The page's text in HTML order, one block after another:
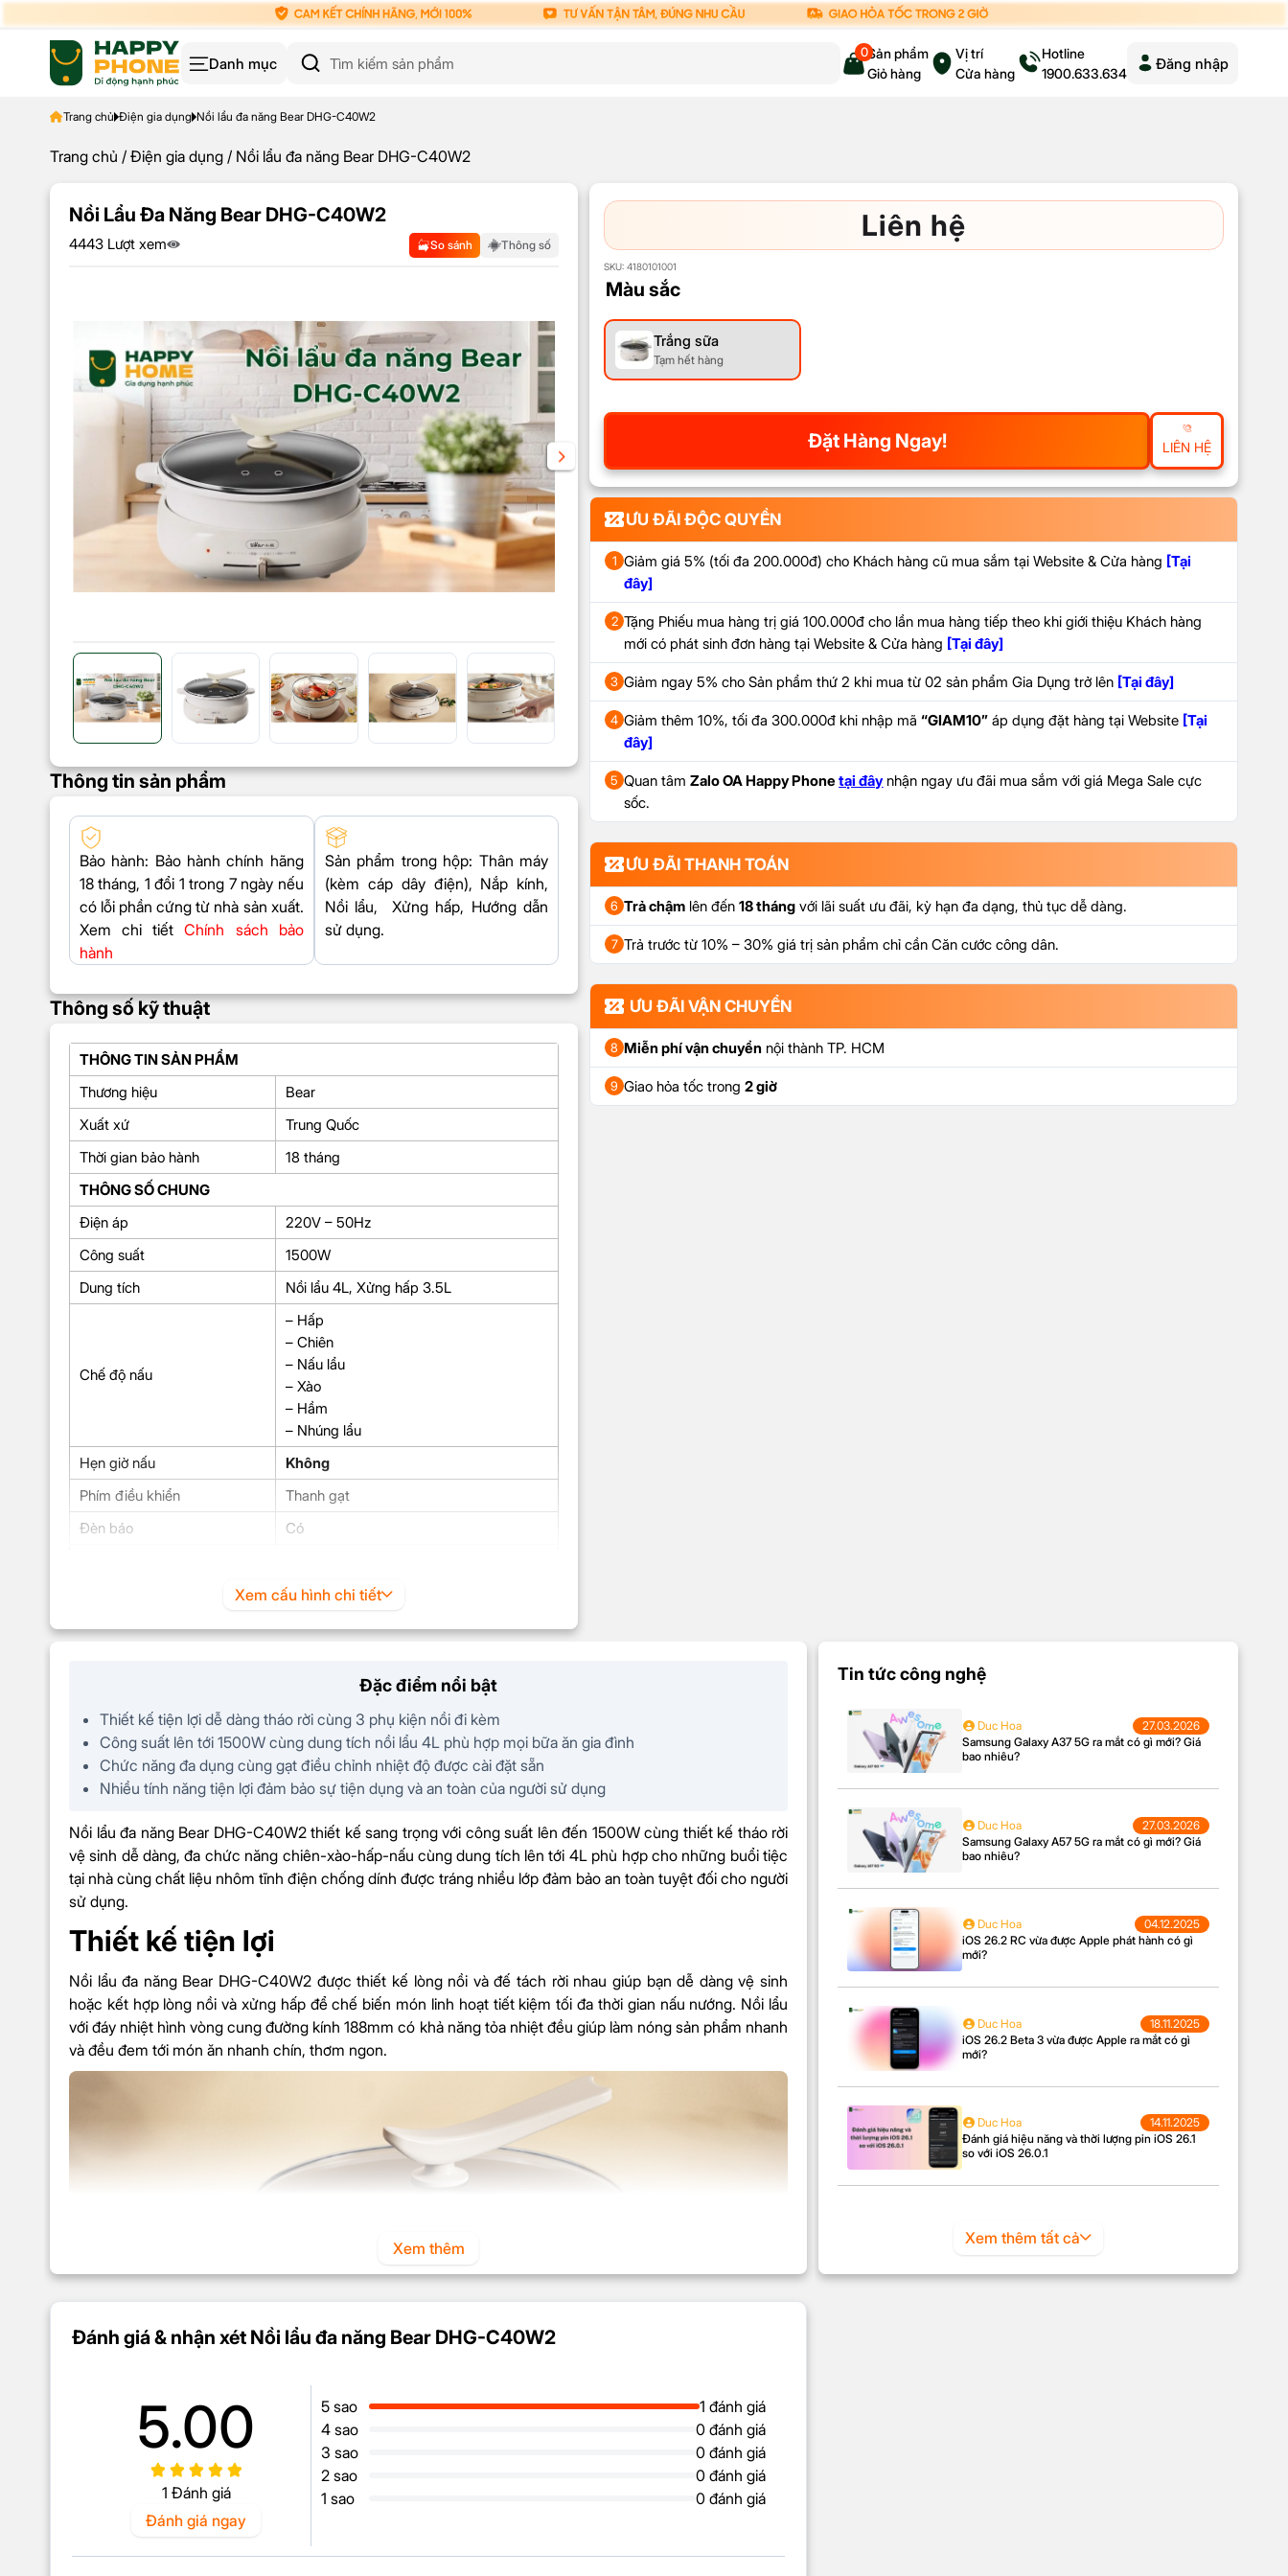
Danh mục
0Sản phẩm
Giỏ hàng
Vị trí
Cửa hàng
Hotline
1900.633.634
Đăng nhập
Trang chủ Điện gia dụng Nồi lẩu đa năng Bear DHG-C40W2
Trang chủ / Điện gia dụng / Nồi lẩu đa năng Bear DHG-C40W2
Liên hệ
SKU:4180101001
Màu sắc
Trắng sữa
Tạm hết hàng
Đặt Hàng Ngay! LIÊN HỆ
ƯU ĐÃI ĐỘC QUYỀN
1 Giảm giá 5% (tối đa 200.000đ) cho Khách hàng cũ mua sắm tại Website & Cửa hàng [Tại
đây]
2 Tặng Phiếu mua hàng trị giá 100.000đ cho lần mua hàng tiếp theo khi giới thiệu Khách hàng
mới có phát sinh đơn hàng tại Website & Cửa hàng [Tại đây]
3 Giảm ngay 5% cho Sản phẩm thứ 2 khi mua từ 02 sản phẩm Gia Dụng trở lên [Tại đây]
4 Giảm thêm 10%, tối đa 300.000đ khi nhập mã“GIAM10” áp dụng đặt hàng tại Website [Tại
đây]
5 Quan tâmZalo OA Happy Phonetại đâynhận ngay ưu đãi mua sắm với giá Mega Sale cực
sốc.
ƯU ĐÃI THANH TOÁN
6 Trả chậm lên đến18 tháng với lãi suất ưu đãi, kỳ hạn đa dạng, thủ tục dễ dàng.
7 Trả trước từ 10% – 30% giá trị sản phẩm chỉ cần Căn cước công dân.
ƯU ĐÃI VẬN CHUYỂN
8 Miễn phí vận chuyển nội thành TP. HCM
9 Giao hỏa tốc trong2 giờ
Nồi Lẩu Đa Năng Bear DHG-C40W2
4443 Lượt xem So sánh Thông số
Thông tin sản phẩm
Bảo hành: Bảo hành chính hãng
18 tháng, 1 đổi 1 trong 7 ngày nếu
có lỗi phần cứng từ nhà sản xuất.
Xem chi tiếtChính sách bảo
hành
Sản phẩm trong hộp: Thân máy
(kèm cáp dây điện), Nắp kính,
Nồi lẩu, Xửng hấp, Hướng dẫn
sử dụng.
Thông số kỹ thuật
THÔNG TIN SẢN PHẨM
Thương hiệu
Bear
Xuất xứ
Trung Quốc
Thời gian bảo hành
18 tháng
THÔNG SỐ CHUNG
Điện áp
220V – 50Hz
Công suất
1500W
Dung tích
Nồi lẩu 4L, Xửng hấp 3.5L
Chế độ nấu
– Hấp
– Chiên
– Nấu lẩu
– Xào
– Hầm
– Nhúng lẩu
Hẹn giờ nấu
Không
Phím điều khiển
Thanh gạt
Đèn báo
Có
450 x 250 x 88 mm
SẢN PHẨM TRONG HỘP
Xem cấu hình chi tiết
Đặc điểm nổi bật
Thiết kế tiện lợi dễ dàng tháo rời cùng 3 phụ kiện nồi đi kèm
Công suất lên tới 1500W cùng dung tích nồi lẩu 4L phù hợp mọi bữa ăn gia đình
Chức năng đa dụng cùng gạt điều chỉnh nhiệt độ được cài đặt sẵn
Nhiều tính năng tiện lợi đảm bảo sự tiện dụng và an toàn của người sử dụng
Nồi lẩu đa năng Bear DHG-C40W2 thiết kế sang trọng với công suất lên đến 1500W cùng thiết kế tháo rời
vệ sinh dễ dàng, đa chức năng chiên-xào-hấp-nấu cùng dung tích lên tới 4L phù hợp cho những buổi tiệc
tại nhà cùng chất liệu nhôm tĩnh điện chống dính được tráng nhiều lớp đảm bảo an toàn tuyệt đối cho người
sử dụng.
Thiết kế tiện lợi
Nồi lẩu đa năng Bear DHG-C40W2 được thiết kế lòng nồi và đế tách rời nhau giúp bạn dễ dàng vệ sinh
hoặc kết hợp lòng nồi và xửng hấp để chế biến món linh hoạt tiết kiệm tối đa thời gian nấu nướng. Nồi lẩu
với đáy nhiệt hình vòng cung đường kính 188mm có khả năng tỏa nhiệt đều giúp làm nóng sản phẩm nhanh
và đều đem tới món ăn nhanh chín, thơm ngon.
Vỏ ngoài của nồi lẩu có màu trắng ngà sang trọng cùng các chi tiết nhỏ mạ crom sáng bóng hoàn thiện kim
loại cứng cáp và sang trọng.
Công suất lên tới 1500W, Dung tích 4L
Xem thêm
Tin tức công nghệ
Duc Hoa
27.03.2026
Samsung Galaxy A37 5G ra mắt có gì mới? Giá
bao nhiêu?
Duc Hoa
27.03.2026
Samsung Galaxy A57 5G ra mắt có gì mới? Giá
bao nhiêu?
Duc Hoa
04.12.2025
iOS 26.2 RC vừa được Apple phát hành có gì
mới?
Duc Hoa
18.11.2025
iOS 26.2 Beta 3 vừa được Apple ra mắt có gì
mới?
Duc Hoa
14.11.2025
Đánh giá hiệu năng và thời lượng pin iOS 26.1
so với iOS 26.0.1
Xem thêm tất cả
Đánh giá & nhận xét Nồi lẩu đa năng Bear DHG-C40W2
5.00
1 Đánh giá
Đánh giá ngay
5 sao
1 đánh giá
4 sao
0 đánh giá
3 sao
0 đánh giá
2 sao
0 đánh giá
1 sao
0 đánh giá